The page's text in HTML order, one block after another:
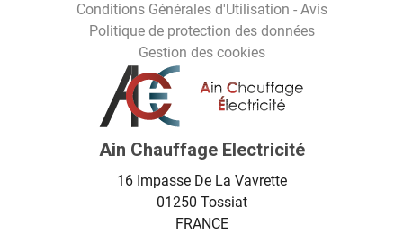
Conditions Générales d'Utilisation - Avis
Politique de protection des données
Gestion des cookies
Ain Chauffage Electricité
16 Impasse De La Vavrette
01250 Tossiat
FRANCE